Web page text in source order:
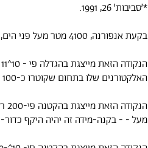
*׳סביבות׳ 26, 1991.
בקעת אנפורנה, 4100 מטר מעל פני הים, סוף מרץ 1980
האלקטורנים שלו בתחום שקוטרו כ-100 מ׳ בקירוב למהירות האור
מעל - - בקנה-מידה זה יהיה היקף כדור-הארץ